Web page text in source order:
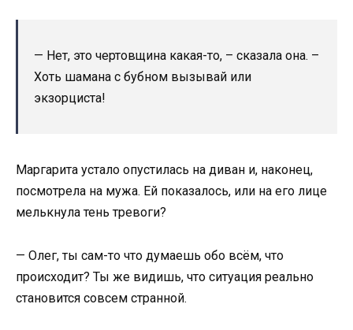
— Нет, это чертовщина какая-то, – сказала она. –
Хоть шамана с бубном вызывай или
экзорциста!
Маргарита устало опустилась на диван и, наконец,
посмотрела на мужа. Ей показалось, или на его лице
мелькнула тень тревоги?
— Олег, ты сам-то что думаешь обо всём, что
происходит? Ты же видишь, что ситуация реально
становится совсем странной.